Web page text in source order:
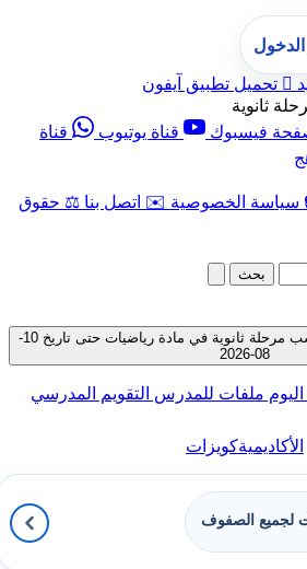
 تحميل تطبيق آيفون
ثانوية
فيسبوك قناة يوتيوب
قناة
سياسة الخصوصية ✉️ اتصل بنا ⚖️ حقوق
بحث
جميع الملفات المتوفرة بحسب مرحلة ثانوية في مادة رياضيات حتى تاريخ 10-
08-2026
ملفات للمدرس التقويم المدرسي
الأكاديميةكويزات
لجميع الصفوف